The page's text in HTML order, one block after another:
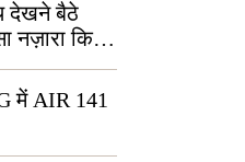
देखने बैठे
नज़ारा कि
सकते हैं”
में AIR 141